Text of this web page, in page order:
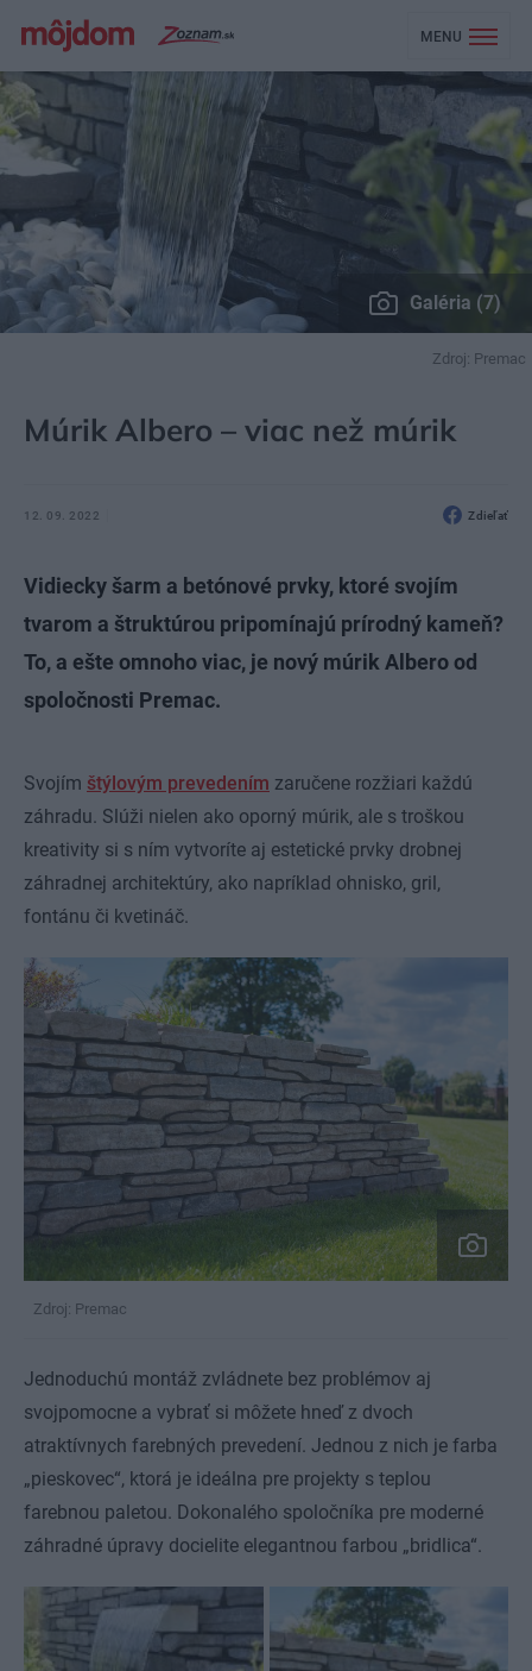
MENU
Galéria (7)
Zdroj: Premac
Múrik Albero – viac než múrik
12. 09. 2022 Zdieľať
Vidiecky šarm a betónové prvky, ktoré svojím
tvarom a štruktúrou pripomínajú prírodný kameň?
To, a ešte omnoho viac, je nový múrik Albero od
spoločnosti Premac.
Svojím štýlovým prevedením zaručene rozžiari každú
záhradu. Slúži nielen ako oporný múrik, ale s troškou
kreativity si s ním vytvoríte aj estetické prvky drobnej
záhradnej architektúry, ako napríklad ohnisko, gril,
fontánu či kvetináč.
Zdroj: Premac
Jednoduchú montáž zvládnete bez problémov aj
svojpomocne a vybrať si môžete hneď z dvoch
atraktívnych farebných prevedení. Jednou z nich je farba
„pieskovec“, ktorá je ideálna pre projekty s teplou
farebnou paletou. Dokonalého spoločníka pre moderné
záhradné úpravy docielite elegantnou farbou „bridlica“.